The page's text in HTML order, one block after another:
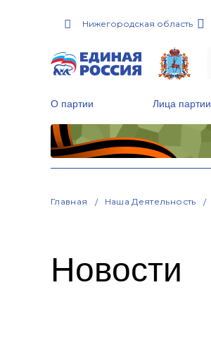
Нижегородская область
О партии Лица партии
Главная Наша Деятельность
Новости